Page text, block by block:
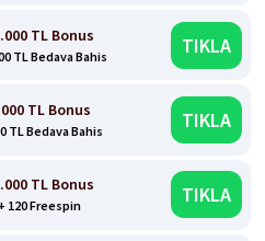
TL Bonus
TL Bedava Bahis TIKLA
TL Bonus
TL Bedava Bahis TIKLA
TL Bonus
+ 120 Freespin TIKLA